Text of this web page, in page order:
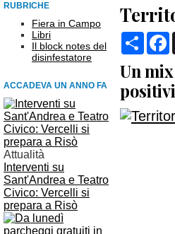
RUBRICHE
Fiera in Campo
Libri
Il block notes del
disinfestatore
ACCADEVA UN ANNO FA
Attualità
Interventi su
Sant'Andrea e Teatro
Civico: Vercelli si
prepara a Risò
Un
positivi